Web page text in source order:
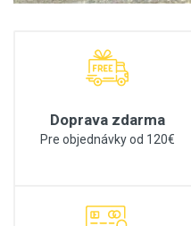
Doprava zdarma
Pre objednávky od 120€